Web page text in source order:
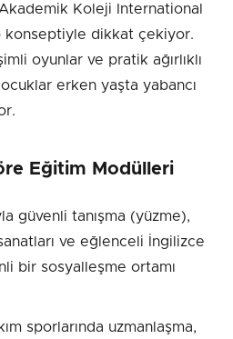
Koleji International
konseptiyle dikkat çekiyor.
oyunlar ve pratik ağırlıklı
erken yaşta yabancı
Eğitim Modülleri
güvenli tanışma (yüzme),
ve eğlenceli İngilizce
bir sosyalleşme ortamı
sporlarında uzmanlaşma,